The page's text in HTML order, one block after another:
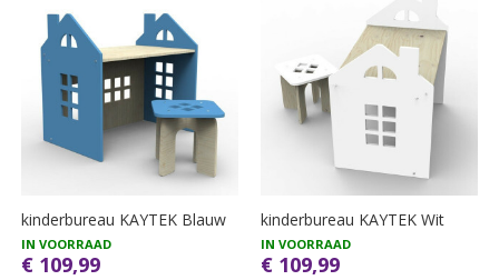
kinderbureau KAYTEK Blauw
IN VOORRAAD
€ 109,99
kinderbureau KAYTEK Wit
IN VOORRAAD
€ 109,99